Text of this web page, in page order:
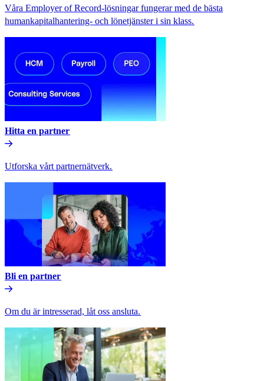
Våra Employer of Record-lösningar fungerar med de bästa
humankapitalhantering- och lönetjänster i sin klass.​​
Hitta en partner​​
Utforska vårt partnernätverk.​​
Bli en partner​​
Om du är intresserad, låt oss ansluta.​​